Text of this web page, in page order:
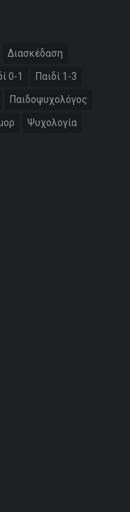
Διασκέδαση
0-1 Παιδί 1-3
Παιδοψυχολόγος
Ψυχολογία